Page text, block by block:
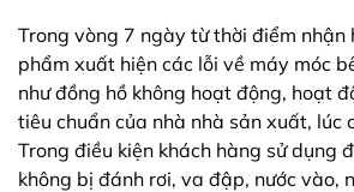
Trong vòng 7 ngày từ thời điểm nhận
phẩm xuất hiện các lỗi về máy móc
như đồng hồ không hoạt động, hoạt
tiêu chuẩn của nhà nhà sản xuất, lúc
Trong điều kiện khách hàng sử dụng
không bị đánh rơi, va đập, nước vào,